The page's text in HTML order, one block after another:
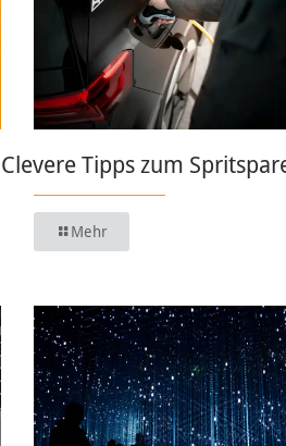
Clevere Tipps zum
Mehr